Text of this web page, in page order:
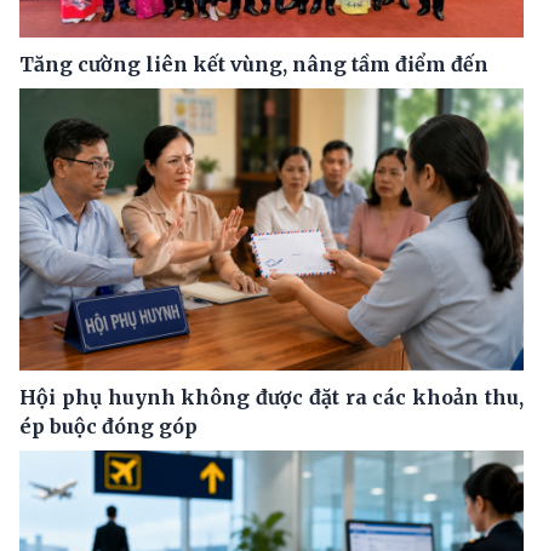
Tăng cường liên kết vùng, nâng tầm điểm đến
Hội phụ huynh không được đặt ra các khoản thu,
ép buộc đóng góp